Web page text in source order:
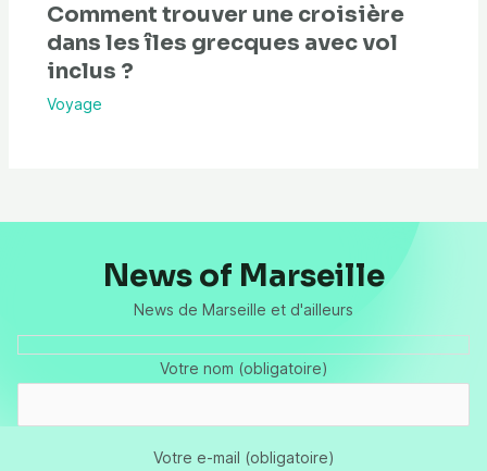
Comment trouver une croisière
dans les îles grecques avec vol
inclus ?
Voyage
News of Marseille
News de Marseille et d'ailleurs
Votre nom (obligatoire)
Votre e-mail (obligatoire)